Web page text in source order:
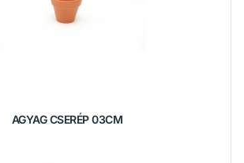
AGYAG CSERÉP 03CM